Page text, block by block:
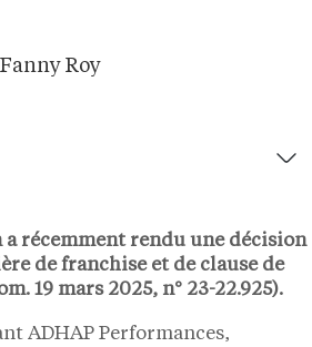
Roy
a récemment rendu une décision
de franchise et de clause de
19 mars 2025, n° 23-22.925).
ADHAP Performances,